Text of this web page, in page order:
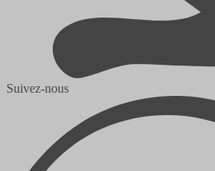
Suivez-nous